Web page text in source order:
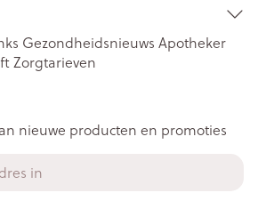
Gezondheidsnieuws Apotheker
Zorgtarieven
nieuwe producten en promoties